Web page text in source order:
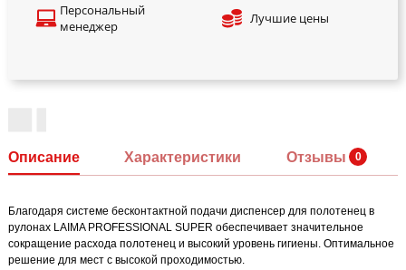
Персональный
менеджер
Лучшие цены
Описание Характеристики Отзывы
Благодаря системе бесконтактной подачи диспенсер для полотенец в
рулонах LAIMA PROFESSIONAL SUPER обеспечивает значительное
сокращение расхода полотенец и высокий уровень гигиены. Оптимальное
решение для мест с высокой проходимостью.